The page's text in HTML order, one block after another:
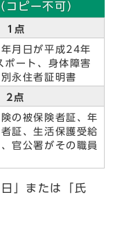
コピー不可）
1点
月日が平成24年
ート、身体障害
永住者証明書
2点
の被保険者証、年
証、生活保護受給
官公署がその職員
」または「氏